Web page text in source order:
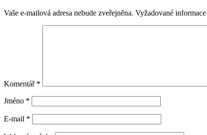
Vaše e-mailová adresa nebude zveřejněna. Vyžadované
Komentář *
Jméno *
E-mail *